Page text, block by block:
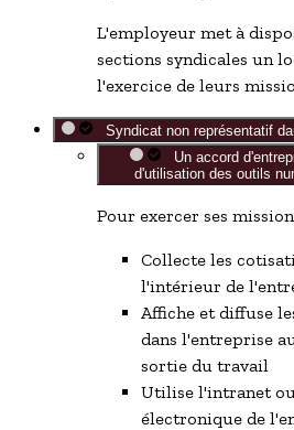
L'employeur met à
sections syndicales un
l'exercice de leurs
Syndicat non représentatif
Un accord
d'utilisation des outils
Pour exercer ses
Collecte les
l'intérieur de
Affiche et diffuse
dans l'entreprise
sortie du travail
Utilise l'intranet
électronique de